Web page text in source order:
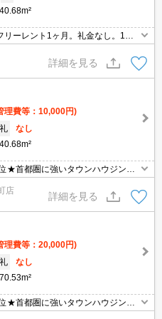
40.68m²
ーレント1ヶ月。礼金なし。1年
生。2年未満の解約時、違約金家賃
詳細を見る
理費等：10,000円)
礼
なし
40.68m²
★首都圏に強いタウンハウジング
田谷区・目黒区エリアのお部屋探
★店
詳細を見る
理費等：20,000円)
礼
なし
70.53m²
★首都圏に強いタウンハウジング